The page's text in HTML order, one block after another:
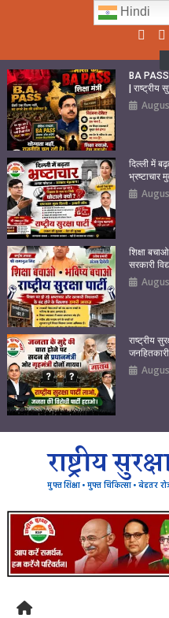
Friday,
BA PASS
| राष्ट्रीय
दिल्ली में
भ्रष्टाचार
शिक्षा
सरकारी
राष्ट्रीय
राष्ट्रीय
मुफ्त शिक्षा • मुफ्त चिकित्सा • बेहतर
Hindi